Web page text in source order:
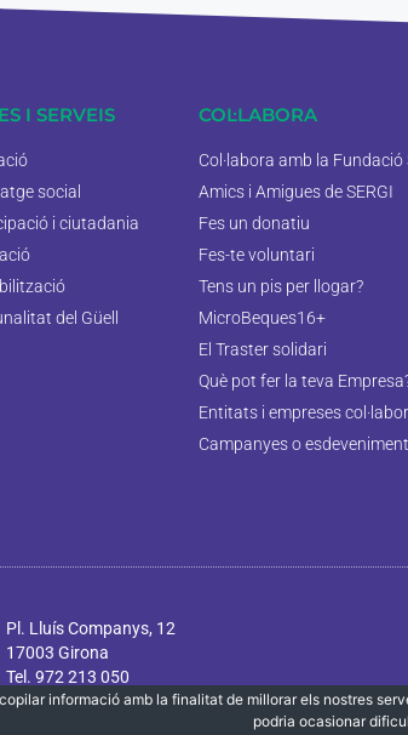
I SERVEIS
social
i ciutadania
del Güell
COL·LABORA
Col·labora amb la Fundació
Amics i Amigues de SERGI
Fes un donatiu
Fes-te voluntari
Tens un pis per llogar?
MicroBeques16+
El Traster solidari
Què pot fer la teva
Entitats i empreses
Campanyes o
Pl. Lluís Companys, 12
17003 Girona
Tel. 972 213 050
info@fundaciosergi.org
informació amb la finalitat de millorar els nostres
podria ocasionar